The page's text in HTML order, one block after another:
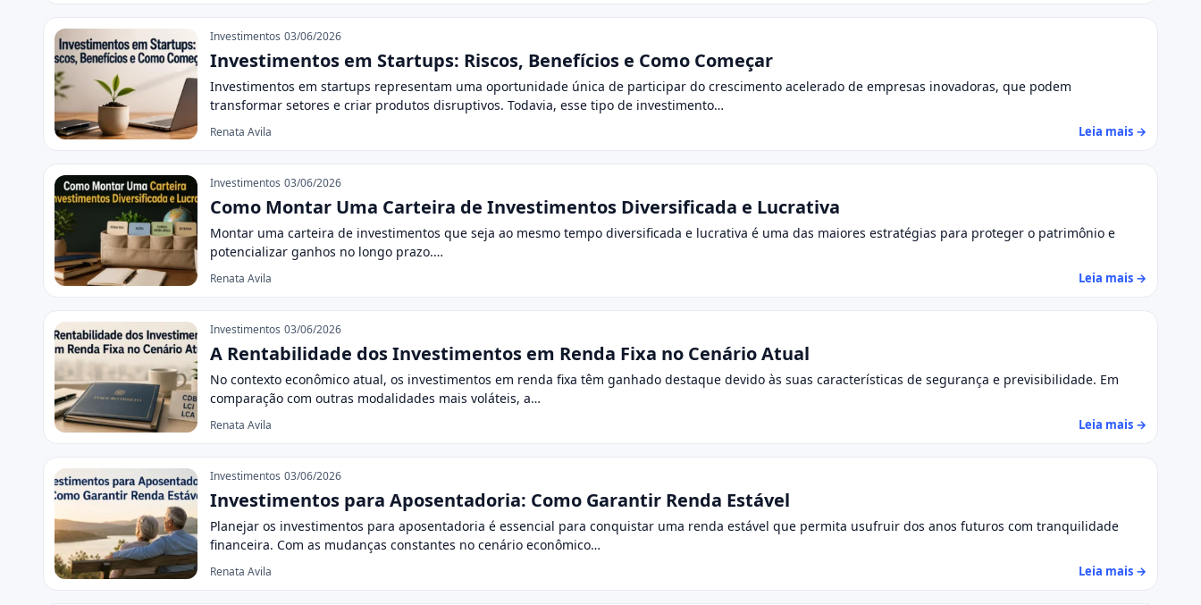
Investimentos 03/06/2026
Investimentos em Startups: Riscos, Benefícios e Como Começar
Investimentos em startups representam uma oportunidade única de participar do crescimento acelerado de empresas inovadoras, que podem
transformar setores e criar produtos disruptivos. Todavia, esse tipo de investimento…
Renata Avila Leia mais →
Investimentos 03/06/2026
Como Montar Uma Carteira de Investimentos Diversificada e Lucrativa
Montar uma carteira de investimentos que seja ao mesmo tempo diversificada e lucrativa é uma das maiores estratégias para proteger o patrimônio e
potencializar ganhos no longo prazo.…
Renata Avila Leia mais →
Investimentos 03/06/2026
A Rentabilidade dos Investimentos em Renda Fixa no Cenário Atual
No contexto econômico atual, os investimentos em renda fixa têm ganhado destaque devido às suas características de segurança e previsibilidade. Em
comparação com outras modalidades mais voláteis, a…
Renata Avila Leia mais →
Investimentos 03/06/2026
Investimentos para Aposentadoria: Como Garantir Renda Estável
Planejar os investimentos para aposentadoria é essencial para conquistar uma renda estável que permita usufruir dos anos futuros com tranquilidade
financeira. Com as mudanças constantes no cenário econômico…
Renata Avila Leia mais →